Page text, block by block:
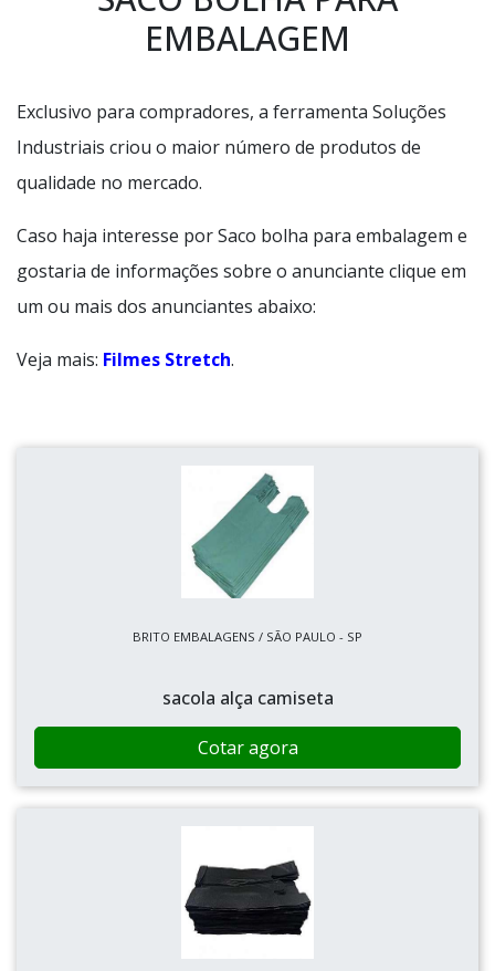
EMBALAGEM
Exclusivo para compradores, a ferramenta Soluções
Industriais criou o maior número de produtos de
qualidade no mercado.
Caso haja interesse por Saco bolha para embalagem e
gostaria de informações sobre o anunciante clique em
um ou mais dos anunciantes abaixo:
Veja mais: Filmes Stretch.
BRITO EMBALAGENS / SÃO PAULO - SP
sacola alça camiseta
Cotar agora